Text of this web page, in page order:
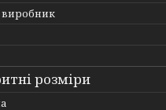
виробник
розміри